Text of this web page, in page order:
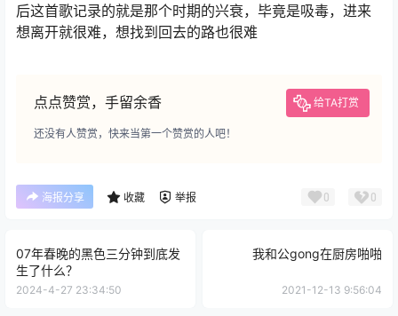
后这首歌记录的就是那个时期的兴衰，毕竟是吸毒，进来
想离开就很难，想找到回去的路也很难
点点赞赏，手留余香 给TA打赏
还没有人赞赏，快来当第一个赞赏的人吧！
海报分享 收藏 举报 0 0
07年春晚的黑色三分钟到底发
生了什么？
2024-4-27 23:34:50
我和公gong在厨房啪啪
2021-12-13 9:56:04